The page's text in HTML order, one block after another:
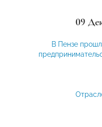
09
В Пензе